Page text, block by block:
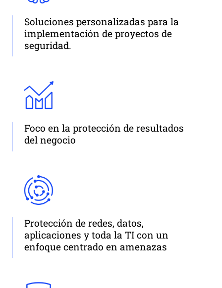
Soluciones personalizadas para la
implementación de proyectos de
seguridad.
Foco en la protección de resultados
del negocio
Protección de redes, datos,
aplicaciones y toda la TI con un
enfoque centrado en amenazas